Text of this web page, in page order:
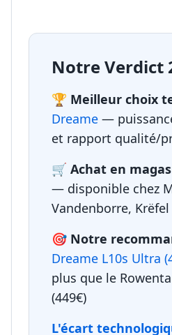
Notre Verdict
🏆 Meilleur choix
Dreame —
et rapport qualité/
🛒 Achat en
— disponible chez
Vandenborre, Krëfel
🎯 Notre
Dreame L10s Ultra
plus que le
(449€)
L'écart